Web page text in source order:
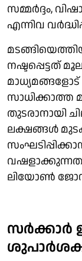
സമ്മർദ്ദം,
എന്നിവ
നഷ്ടപ്പെട്ടത്
സാധിക്കാത്ത
തുടരാനായി
ലക്ഷങ്ങൾ
ലിയോൺ